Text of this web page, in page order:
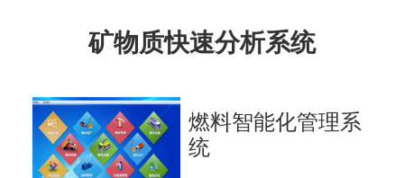
矿物质快速分析系统
燃料智能化管理系
统